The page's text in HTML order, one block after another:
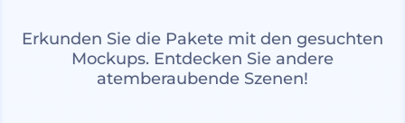
Erkunden Sie die Pakete mit den gesuchten
Mockups. Entdecken Sie andere
atemberaubende Szenen!